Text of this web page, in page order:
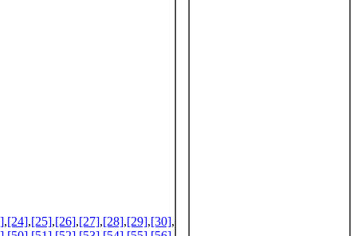
,[24],[25],[26],[27],[28],[29],[30],